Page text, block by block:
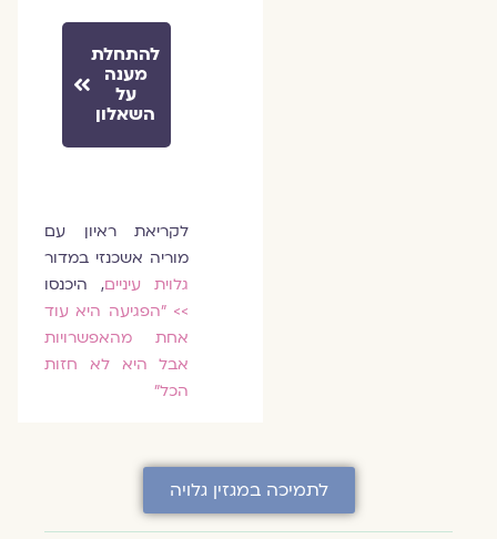
להתחלת
מענה
על
השאלון
לקריאת ראיון עם
מוריה אשכנזי במדור
גלוית עיניים, היכנסו
>> "הפגיעה היא עוד
אחת מהאפשרויות
אבל היא לא חזות
הכל"
לתמיכה במגזין גלויה